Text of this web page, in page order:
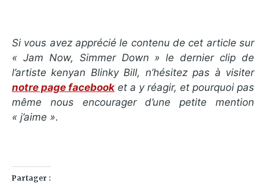
Si vous avez apprécié le contenu de cet article sur
« Jam Now, Simmer Down » le dernier clip de
l’artiste kenyan Blinky Bill, n’hésitez pas à visiter
notre page facebook et a y réagir, et pourquoi pas
même nous encourager d’une petite mention
« j’aime ».
Partager :